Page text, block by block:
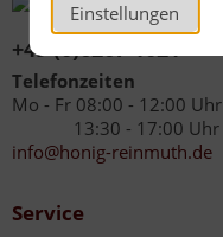
Einstellungen
+49 (0)6267 1021
Telefonzeiten
Mo - Fr 08:00 - 12:00 Uhr
13:30 - 17:00 Uhr
info@honig-reinmuth.de
Service